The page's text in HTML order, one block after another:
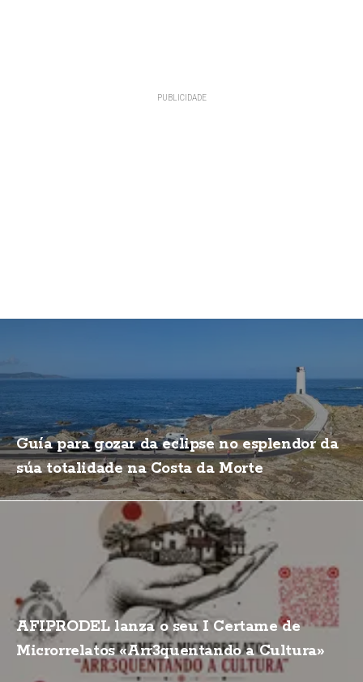
Guía para gozar da eclipse no esplendor da
súa totalidade na Costa da Morte
AFIPRODEL lanza o seu I Certame de
Microrrelatos «Arr3quentando a Cultura»